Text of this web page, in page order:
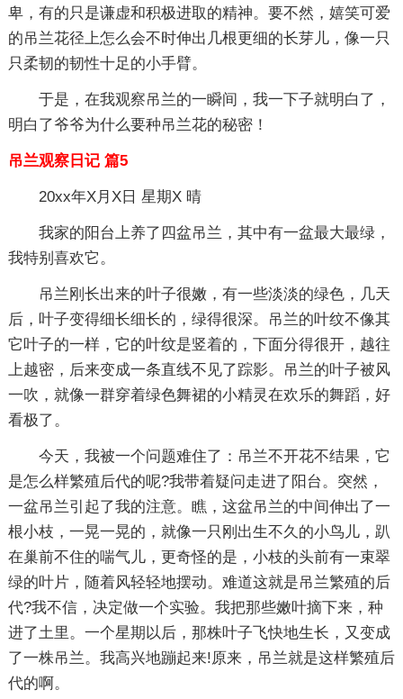
卑，有的只是谦虚和积极进取的精神。要不然，嬉笑可爱
的吊兰花径上怎么会不时伸出几根更细的长芽儿，像一只
只柔韧的韧性十足的小手臂。
于是，在我观察吊兰的一瞬间，我一下子就明白了，
明白了爷爷为什么要种吊兰花的秘密！
吊兰观察日记 篇5
20xx年X月X日 星期X 晴
我家的阳台上养了四盆吊兰，其中有一盆最大最绿，
我特别喜欢它。
吊兰刚长出来的叶子很嫩，有一些淡淡的绿色，几天
后，叶子变得细长细长的，绿得很深。吊兰的叶纹不像其
它叶子的一样，它的叶纹是竖着的，下面分得很开，越往
上越密，后来变成一条直线不见了踪影。吊兰的叶子被风
一吹，就像一群穿着绿色舞裙的小精灵在欢乐的舞蹈，好
看极了。
今天，我被一个问题难住了：吊兰不开花不结果，它
是怎么样繁殖后代的呢?我带着疑问走进了阳台。突然，
一盆吊兰引起了我的注意。瞧，这盆吊兰的中间伸出了一
根小枝，一晃一晃的，就像一只刚出生不久的小鸟儿，趴
在巢前不住的喘气儿，更奇怪的是，小枝的头前有一束翠
绿的叶片，随着风轻轻地摆动。难道这就是吊兰繁殖的后
代?我不信，决定做一个实验。我把那些嫩叶摘下来，种
进了土里。一个星期以后，那株叶子飞快地生长，又变成
了一株吊兰。我高兴地蹦起来!原来，吊兰就是这样繁殖后
代的啊。